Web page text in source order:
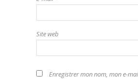
Site web
Enregistrer mon nom, mon e-